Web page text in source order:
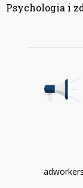
Psychologia i